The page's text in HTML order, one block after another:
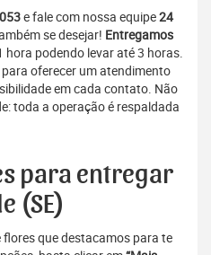
e fale com nossa equipe24
se desejar! Entregamos
hora podendo levar até 3 horas.
oferecer um atendimento
em cada contato. Não
toda a operação é respaldada
para entregar
(SE)
que destacamos para te